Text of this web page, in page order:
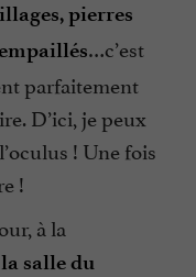
pierres
…c’est
parfaitement
D’ici, je peux
! Une fois
!
à la
salle du